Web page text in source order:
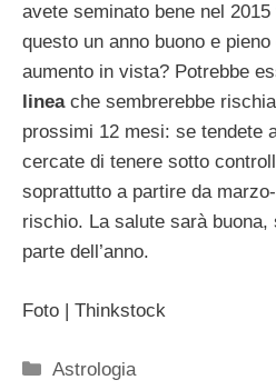
avete seminato bene nel
questo un anno buono e
aumento in vista? Potrebbe
lineache sembrerebbe
prossimi 12 mesi: se tendete
cercate di tenere sotto
soprattutto a partire da
rischio. La salute sarà buona,
parte dell’anno.
Foto | Thinkstock
Categorie
Astrologia